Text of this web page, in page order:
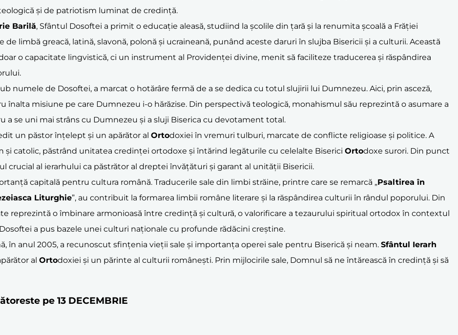
și de patriotism luminat de credință.
Barilă, Sfântul Dosoftei a primit o educație aleasă, studiind la școlile din țară și la renumita școală a Frăției
de limbă greacă, latină, slavonă, polonă și ucraineană, punând aceste daruri în slujba Bisericii și a culturii. Această
o capacitate lingvistică, ci un instrument al Providenței divine, menit să faciliteze traducerea și răspândirea
numele de Dosoftei, a marcat o hotărâre fermă de a se dedica cu totul slujirii lui Dumnezeu. Aici, prin asceză,
misiune pe care Dumnezeu i-o hărăzise. Din perspectivă teologică, monahismul său reprezintă o asumare a
a se uni mai strâns cu Dumnezeu și a sluji Biserica cu devotament total.
un păstor înțelept și un apărător al Ortodoxiei în vremuri tulburi, marcate de conflicte religioase și politice. A
catolic, păstrând unitatea credinței ortodoxe și întărind legăturile cu celelalte Biserici Ortodoxe surori. Din punct
crucial al ierarhului ca păstrător al dreptei învățături și garant al unității Bisericii.
capitală pentru cultura română. Traducerile sale din limbi străine, printre care se remarcă „Psaltirea în
Liturghie”, au contribuit la formarea limbii române literare și la răspândirea culturii în rândul poporului. Din
reprezintă o îmbinare armonioasă între credință și cultură, o valorificare a tezaurului spiritual ortodox în contextul
a pus bazele unei culturi naționale cu profunde rădăcini creștine.
în anul 2005, a recunoscut sfințenia vieții sale și importanța operei sale pentru Biserică și neam. Sfântul Ierarh
al Ortodoxiei și un părinte al culturii românești. Prin mijlocirile sale, Domnul să ne întărească în credință și să
pe 13 DECEMBRIE